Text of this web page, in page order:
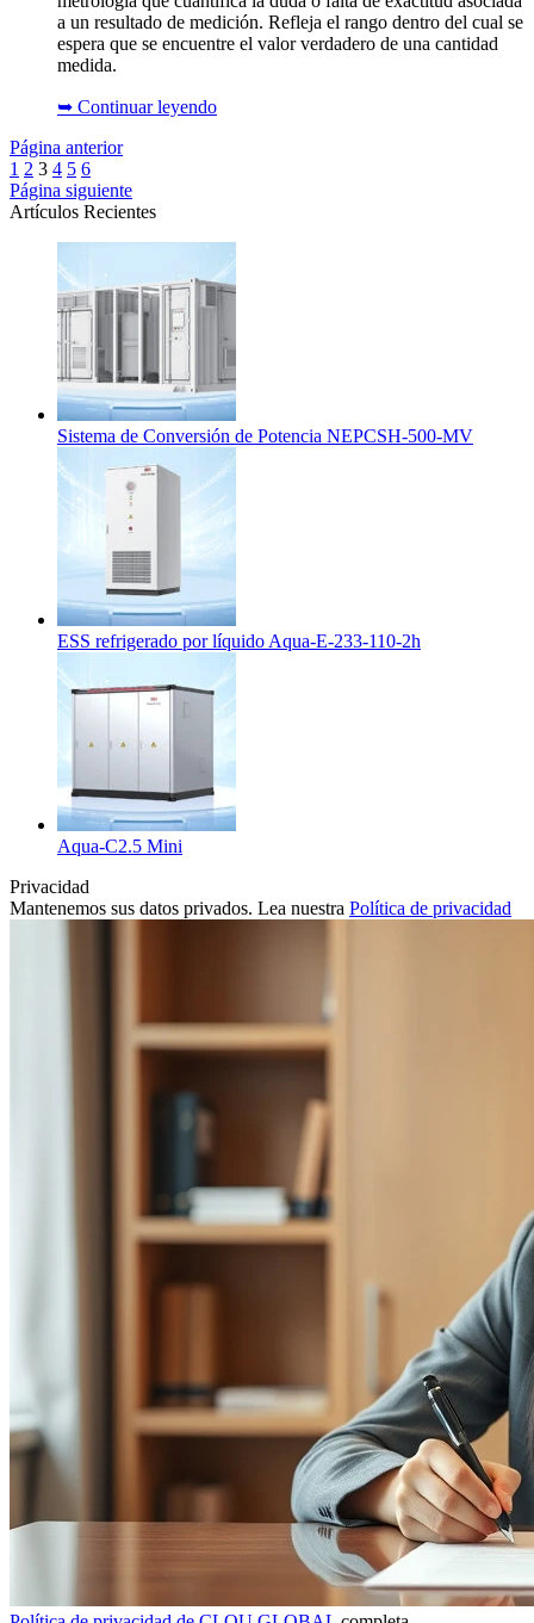
a un resultado de medición. Refleja el rango dentro del cual se
espera que se encuentre el valor verdadero de una cantidad
medida.
➥ Continuar leyendo
Página anterior
1 2 3 4 5 6
Página siguiente
Artículos Recientes
Sistema de Conversión de Potencia NEPCSH-500-MV
ESS refrigerado por líquido Aqua-E-233-110-2h
Aqua-C2.5 Mini
Privacidad
Mantenemos sus datos privados. Lea nuestra Política de privacidad